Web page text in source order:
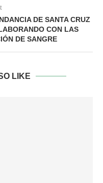
DE SANTA CRUZ
CON LAS
DE SANGRE
LIKE